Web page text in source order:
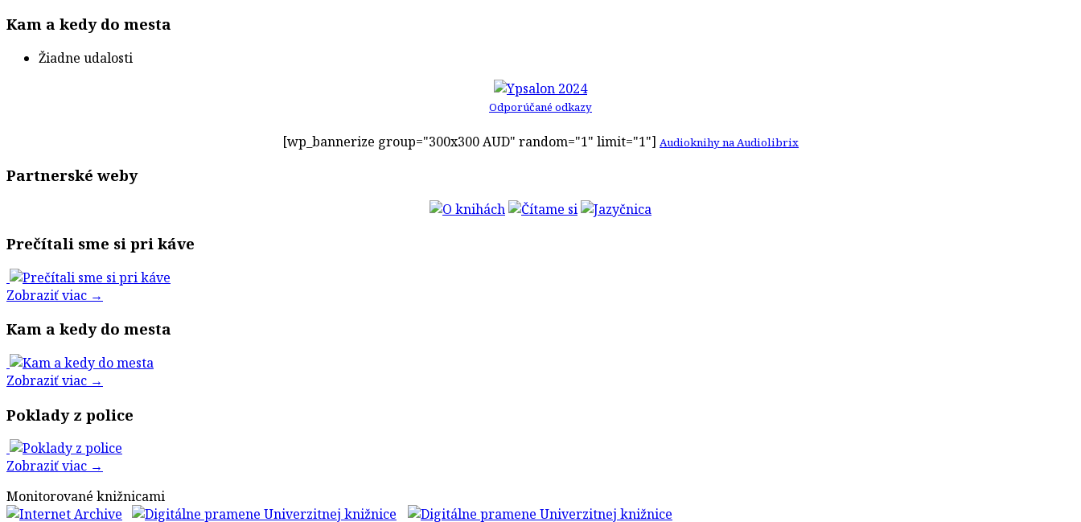
Kam a kedy do mesta
Žiadne udalosti
Odporúčané odkazy
[wp_bannerize group="300x300 AUD" random="1" limit="1"] Audioknihy na Audiolibrix
Partnerské weby
Prečítali sme si pri káve
Zobraziť viac →
Kam a kedy do mesta
Zobraziť viac →
Poklady z police
Zobraziť viac →
Monitorované knižnicami